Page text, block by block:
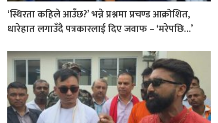
‘स्थिरता कहिले आउँछ?’ भन्ने प्रश्नमा प्रचण्ड आक्रोशित,
धारेहात लगाउँदै पत्रकारलाई दिए जवाफ – ‘मरेपछि…’